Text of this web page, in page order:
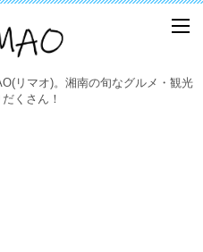
リマオ)。湘南の旬なグルメ・観光
くさん！